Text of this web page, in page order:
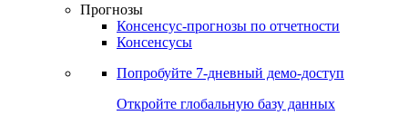
Прогнозы
Консенсус-прогнозы по отчетности
Консенсусы
Попробуйте 7-дневный демо-доступ
Откройте глобальную базу данных